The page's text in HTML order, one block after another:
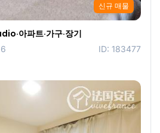
신규 매물
아파트·가구·장기
ID: 183477